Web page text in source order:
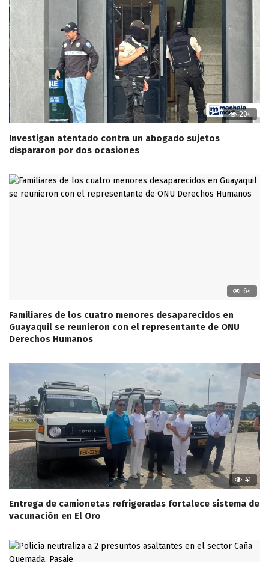
204
Investigan atentado contra un abogado sujetos
dispararon por dos ocasiones
64
Familiares de los cuatro menores desaparecidos en
Guayaquil se reunieron con el representante de ONU
Derechos Humanos
41
Entrega de camionetas refrigeradas fortalece sistema de
vacunación en El Oro